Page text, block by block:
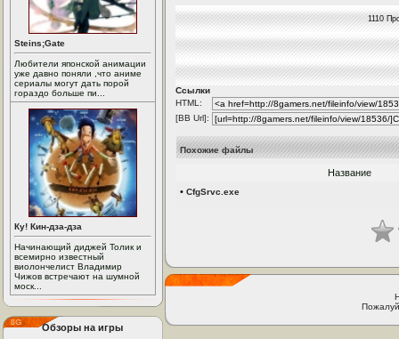
Steins;Gate
Любители японской анимации
уже давно поняли ,что аниме
сериалы могут дать порой
гораздо больше пи...
Ку! Кин-дза-дза
Начинающий диджей Толик и
всемирно известный
виолончелист Владимир
Чижов встречают на шумной
моск...
Обзоры на игры
1110
Ссылки
HTML:
[BB Url]:
Похожие файлы
Название
• CfgSrvc.exe